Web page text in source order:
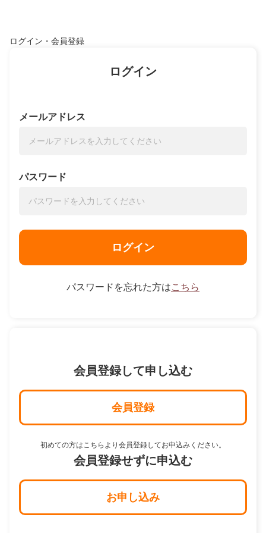
ログイン・会員登録
ログイン
メールアドレス
パスワード
ログイン
パスワードを忘れた方はこちら
会員登録して申し込む
会員登録
初めての方はこちらより会員登録してお申込みください。
会員登録せずに申込む
お申し込み